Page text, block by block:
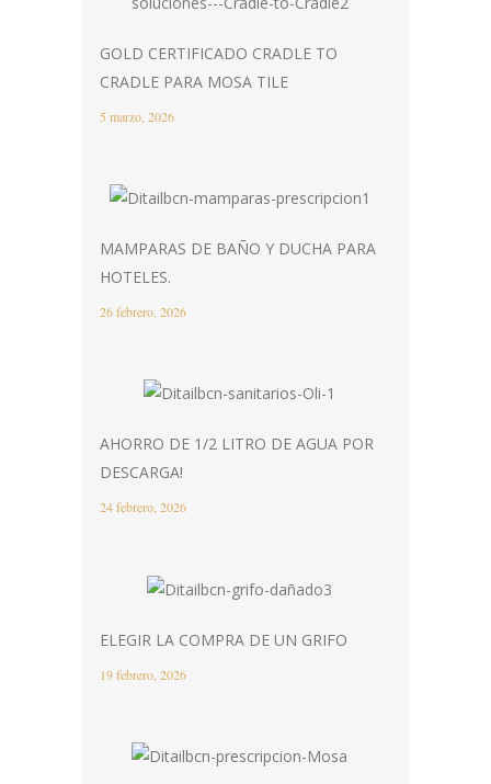
GOLD CERTIFICADO CRADLE TO
CRADLE PARA MOSA TILE
5 marzo, 2026
MAMPARAS DE BAÑO Y DUCHA PARA
HOTELES.
26 febrero, 2026
AHORRO DE 1/2 LITRO DE AGUA POR
DESCARGA!
24 febrero, 2026
ELEGIR LA COMPRA DE UN GRIFO
19 febrero, 2026